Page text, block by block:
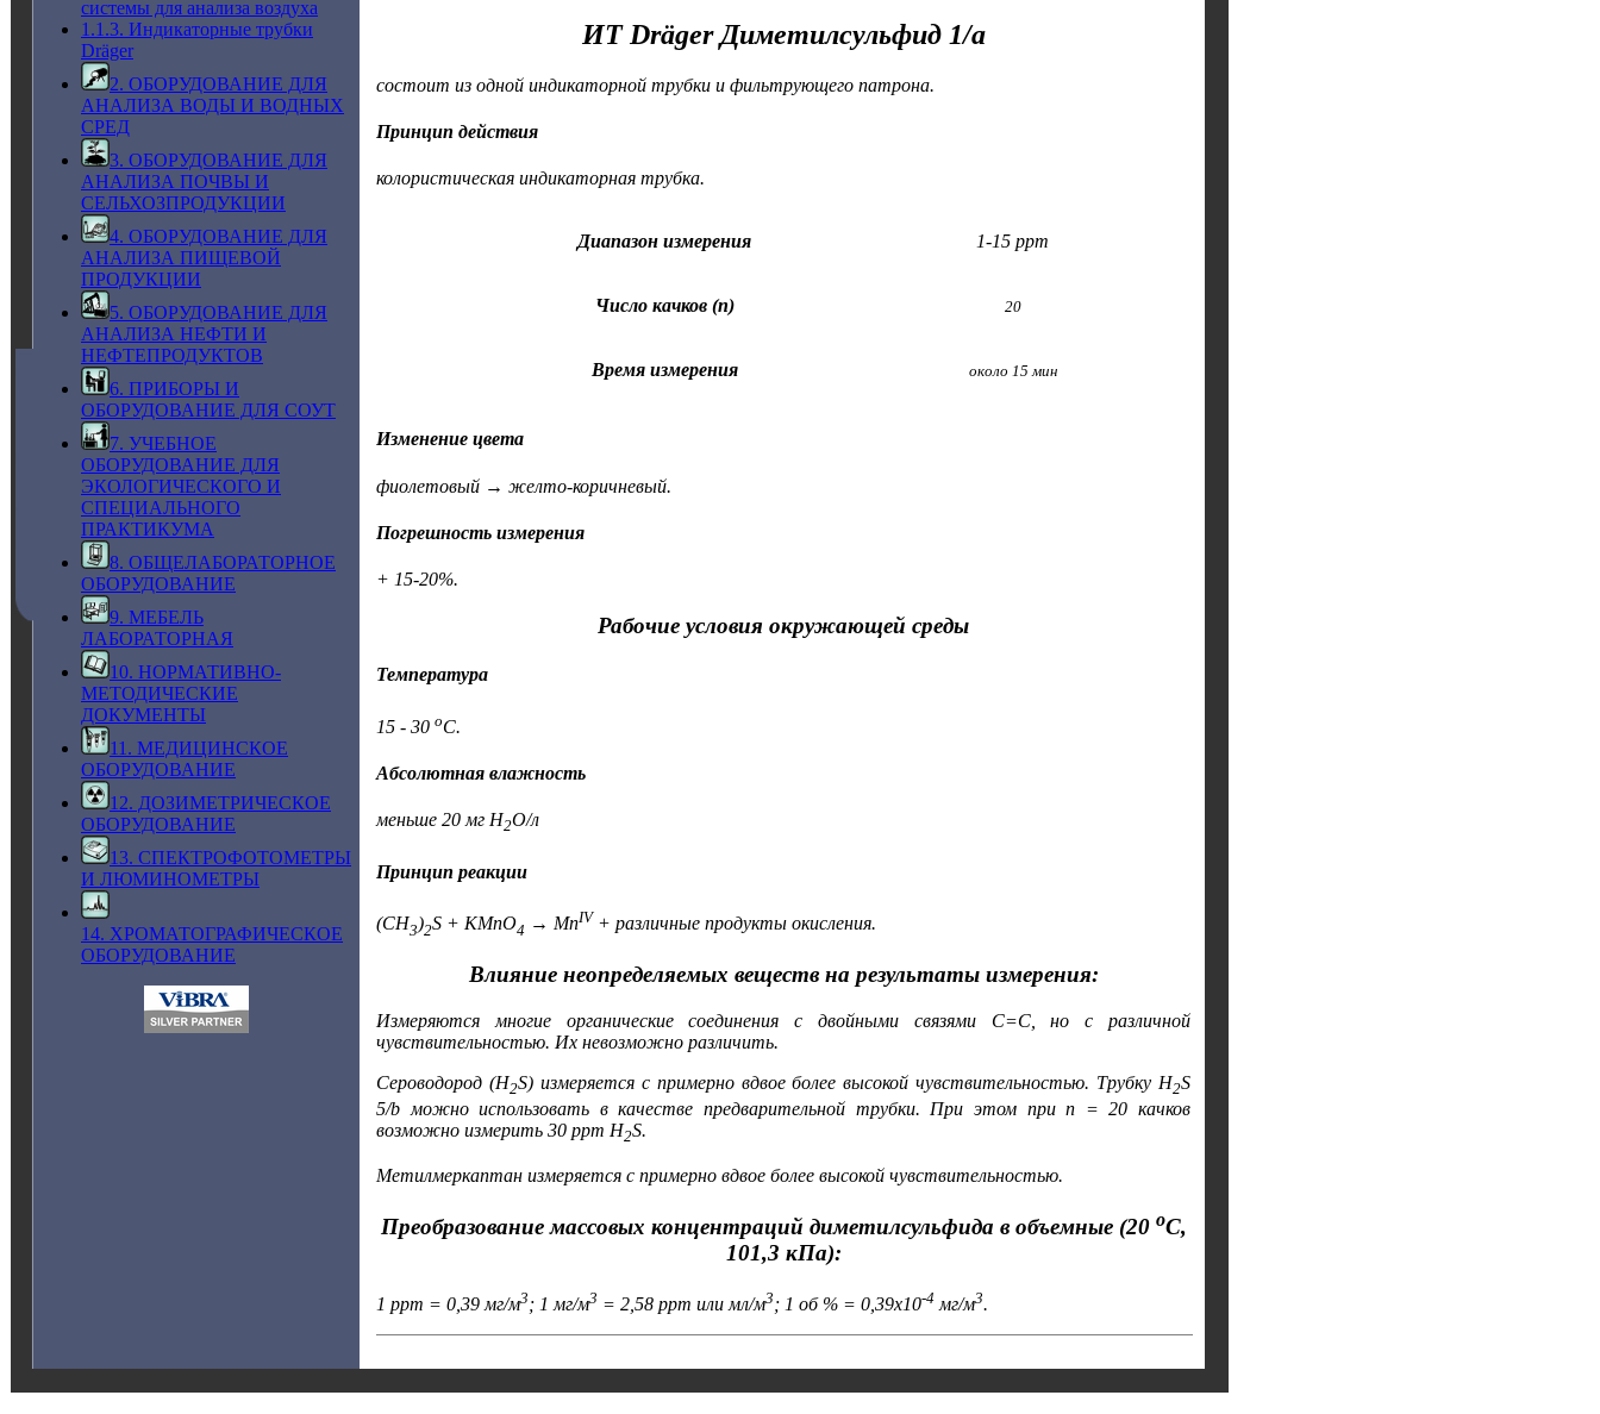
системы для анализа воздуха
1.1.3. Индикаторные трубки
Dräger
2. ОБОРУДОВАНИЕ ДЛЯ
АНАЛИЗА ВОДЫ И ВОДНЫХ
СРЕД
3. ОБОРУДОВАНИЕ ДЛЯ
АНАЛИЗА ПОЧВЫ И
СЕЛЬХОЗПРОДУКЦИИ
4. ОБОРУДОВАНИЕ ДЛЯ
АНАЛИЗА ПИЩЕВОЙ
ПРОДУКЦИИ
5. ОБОРУДОВАНИЕ ДЛЯ
АНАЛИЗА НЕФТИ И
НЕФТЕПРОДУКТОВ
6. ПРИБОРЫ И
ОБОРУДОВАНИЕ ДЛЯ СОУТ
7. УЧЕБНОЕ
ОБОРУДОВАНИЕ ДЛЯ
ЭКОЛОГИЧЕСКОГО И
СПЕЦИАЛЬНОГО
ПРАКТИКУМА
8. ОБЩЕЛАБОРАТОРНОЕ
ОБОРУДОВАНИЕ
9. МЕБЕЛЬ
ЛАБОРАТОРНАЯ
10. НОРМАТИВНО-
МЕТОДИЧЕСКИЕ
ДОКУМЕНТЫ
11. МЕДИЦИНСКОЕ
ОБОРУДОВАНИЕ
12. ДОЗИМЕТРИЧЕСКОЕ
ОБОРУДОВАНИЕ
13. СПЕКТРОФОТОМЕТРЫ
И ЛЮМИНОМЕТРЫ
14. ХРОМАТОГРАФИЧЕСКОЕ
ОБОРУДОВАНИЕ
ИТ Dräger Диметилсульфид 1/a
состоит из одной индикаторной трубки и фильтрующего патрона.
Принцип действия
колористическая индикаторная трубка.
Диапазон измерения 1-15 ppm
Число качков (n) 20
Время измерения около 15 мин
Изменение цвета
фиолетовый → желто-коричневый.
Погрешность измерения
+ 15-20%.
Рабочие условия окружающей среды
Температура
15 - 30 оС.
Абсолютная влажность
меньше 20 мг Н2О/л
Принцип реакции
(СH3)2S + KMnO4 → MnIV + различные продукты окисления.
Влияние неопределяемых веществ на результаты измерения:
Измеряются многие органические соединения с двойными связями С=С, но с различной
чувствительностью. Их невозможно различить.
Сероводород (H2S) измеряется с примерно вдвое более высокой чувствительностью. Трубку H2S
5/b можно использовать в качестве предварительной трубки. При этом при n = 20 качков
возможно измерить 30 ppm H2S.
Метилмеркаптан измеряется с примерно вдвое более высокой чувствительностью.
Преобразование массовых концентраций диметилсульфида в объемные (20 оС,
101,3 кПа):
1 ppm = 0,39 мг/м3; 1 мг/м3 = 2,58 ppm или мл/м3; 1 об % = 0,39х10-4 мг/м3.